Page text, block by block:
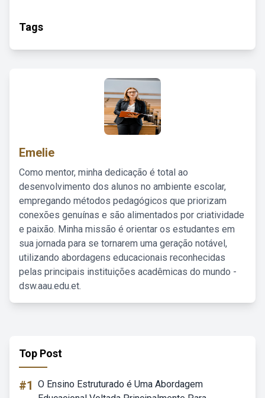
Tags
Emelie
Como mentor, minha dedicação é total ao
desenvolvimento dos alunos no ambiente escolar,
empregando métodos pedagógicos que priorizam
conexões genuínas e são alimentados por criatividade
e paixão. Minha missão é orientar os estudantes em
sua jornada para se tornarem uma geração notável,
utilizando abordagens educacionais reconhecidas
pelas principais instituições acadêmicas do mundo -
dsw.aau.edu.et.
Top Post
#1 O Ensino Estruturado é Uma Abordagem